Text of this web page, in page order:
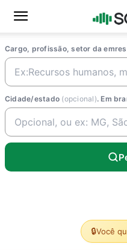
Cargo, profissão, setor da
Cidade/estado (opcional). Em
🔒Você